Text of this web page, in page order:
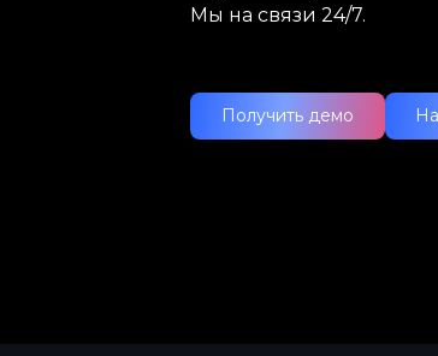
Мы на связи 24/7.
Получить демо